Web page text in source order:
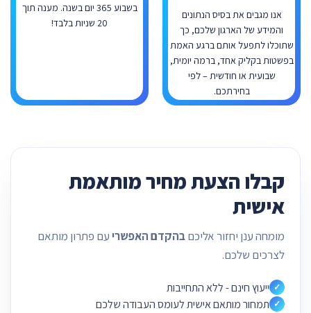
אנו מגבים את בסיס הנתונים
והמידע של הארגון שלכם, כך
שתוכלו לתפעל אותם ברגע האמת
בפשטות בקליק אחד, ברמה יומית,
שבועית או חודשית – לפי
בחירתכם.
בשבוע 365 יום בשנה. מענה תוך
20 שניות בלבד!
קבלו הצעת מחיר מותאמת
אישית
מומחה ענן יחזור אליכםבהקדם האפשרי עם פתרון מותאם
לצרכים שלכם.
✓ ייעוץ חינם - ללא התחייבות
✓ תמחור מותאם אישית לעומס העבודה שלכם